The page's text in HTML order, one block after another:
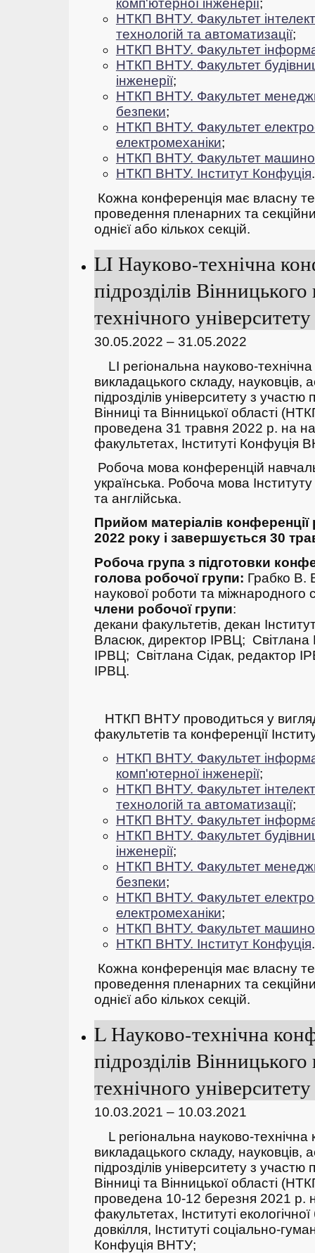
комп'ютерної інженерії;
НТКП ВНТУ. Факультет
технологій та автоматизації;
НТКП ВНТУ. Факультет
НТКП ВНТУ. Факультет
інженерії;
НТКП ВНТУ. Факультет
безпеки;
НТКП ВНТУ. Факультет
електромеханіки;
НТКП ВНТУ. Факультет
НТКП ВНТУ. Інститут Конфуція.
Кожна конференція має власну
проведення пленарних та
однієї або кількох секцій.
LI Науково-технічна
підрозділів
технічного
30.05.2022 – 31.05.2022
LI регіональна науково-
викладацького складу, науковців,
підрозділів університету з участю
Вінниці та Вінницької області
проведена 31 травня 2022 р. на
факультетах, Інституті Конфуція
Робоча мова конференцій
українська. Робоча мова
та англійська.
Прийом матеріалів конференції
2022 року і завершується 30
Робоча група з підготовки
голова робочої групи: Грабко В.
наукової роботи та міжнародного
члени робочої групи:
декани факультетів, декан
Власюк, директор ІРВЦ; Світлана
ІРВЦ; Світлана Сідак, редактор
ІРВЦ.
НТКП ВНТУ проводиться у
факультетів та конференції
НТКП ВНТУ. Факультет
комп'ютерної інженерії;
НТКП ВНТУ. Факультет
технологій та автоматизації;
НТКП ВНТУ. Факультет
НТКП ВНТУ. Факультет
інженерії;
НТКП ВНТУ. Факультет
безпеки;
НТКП ВНТУ. Факультет
електромеханіки;
НТКП ВНТУ. Факультет
НТКП ВНТУ. Інститут Конфуція.
Кожна конференція має власну
проведення пленарних та
однієї або кількох секцій.
L Науково-технічна
підрозділів
технічного
10.03.2021 – 10.03.2021
L регіональна науково-
викладацького складу, науковців,
підрозділів університету з участю
Вінниці та Вінницької області
проведена 10-12 березня 2021 р.
факультетах, Інституті
довкілля, Інституті соціально-
Конфуція ВНТУ;